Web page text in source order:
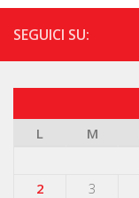
SEGUICI SU:
L
M
2
3